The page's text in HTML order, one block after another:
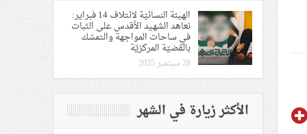
الهيئة النسائيّة لائتلاف 14 فبراير:
نعاهد الشهيد الأقدس على الثبات
في ساحات المواجهة والتمسّك
بالقضيّة المركزيّة
28 سبتمبر 2025
الأكثر زيارة في الشهر